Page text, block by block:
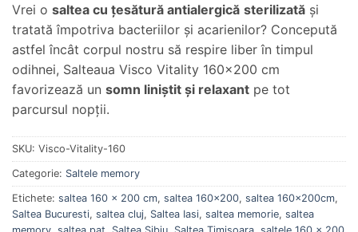
Vrei o saltea cu țesătură antialergică sterilizată și
tratată împotriva bacteriilor și acarienilor? Concepută
astfel încât corpul nostru să respire liber în timpul
odihnei, Salteaua Visco Vitality 160×200 cm
favorizează un somn liniștit și relaxant pe tot
parcursul nopții.
SKU: Visco-Vitality-160
Categorie: Saltele memory
Etichete: saltea 160 x 200 cm, saltea 160x200, saltea 160x200cm,
Saltea Bucuresti, saltea cluj, Saltea Iasi, saltea memorie, saltea